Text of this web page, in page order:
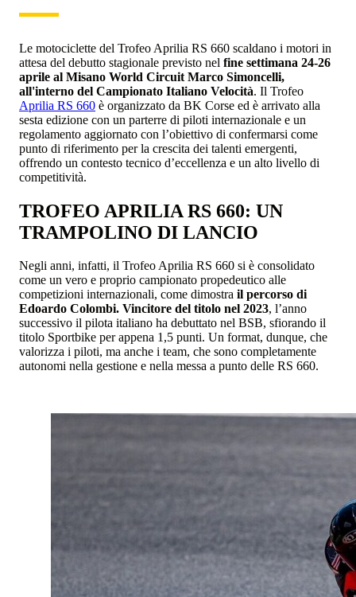
Le motociclette del Trofeo Aprilia RS 660 scaldano i motori in
attesa del debutto stagionale previsto nel fine settimana 24-26
aprile al Misano World Circuit Marco Simoncelli,
all'interno del Campionato Italiano Velocità. Il Trofeo
Aprilia RS 660 è organizzato da BK Corse ed è arrivato alla
sesta edizione con un parterre di piloti internazionale e un
regolamento aggiornato con l’obiettivo di confermarsi come
punto di riferimento per la crescita dei talenti emergenti,
offrendo un contesto tecnico d’eccellenza e un alto livello di
competitività.
TROFEO APRILIA RS 660: UN
TRAMPOLINO DI LANCIO
Negli anni, infatti, il Trofeo Aprilia RS 660 si è consolidato
come un vero e proprio campionato propedeutico alle
competizioni internazionali, come dimostra il percorso di
Edoardo Colombi. Vincitore del titolo nel 2023, l’anno
successivo il pilota italiano ha debuttato nel BSB, sfiorando il
titolo Sportbike per appena 1,5 punti. Un format, dunque, che
valorizza i piloti, ma anche i team, che sono completamente
autonomi nella gestione e nella messa a punto delle RS 660.